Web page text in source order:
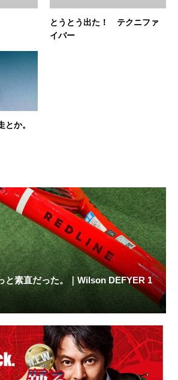
とうとう出た！ テクニファ
イバー
か。
と素直だった。｜Wilson DEFYER 1